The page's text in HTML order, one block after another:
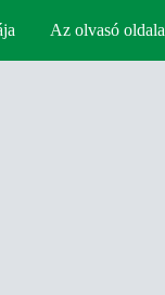
Az olvasó oldala